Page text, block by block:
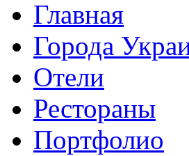
Главная
Города
Отели
Рестораны
Портфолио